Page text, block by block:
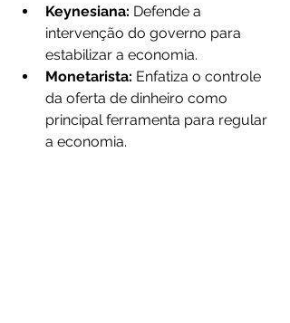
Keynesiana: Defende a
intervenção do governo para
estabilizar a economia.
Monetarista: Enfatiza o controle
da oferta de dinheiro como
principal ferramenta para regular
a economia.